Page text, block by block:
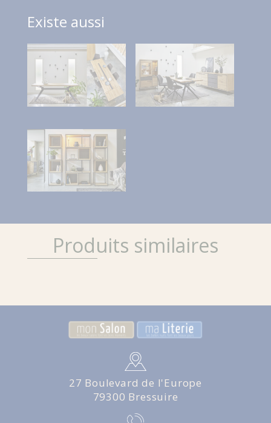
Existe aussi
Produits similaires
27 Boulevard de l'Europe
79300 Bressuire